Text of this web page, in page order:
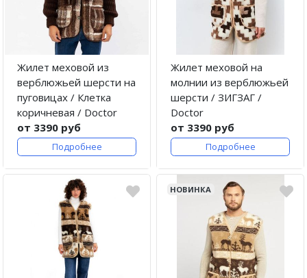
Жилет меховой из
верблюжьей шерсти на
пуговицах / Клетка
коричневая / Doctor
от 3390 руб
Подробнее
Жилет меховой на
молнии из верблюжьей
шерсти / ЗИГЗАГ /
Doctor
от 3390 руб
Подробнее
НОВИНКА